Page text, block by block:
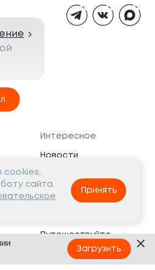
Интересное
Новости
Вакансии
Социальная жизнь
Путешествуйте
с ТОКИО-CITY
сайта.
Принять
Загрузить